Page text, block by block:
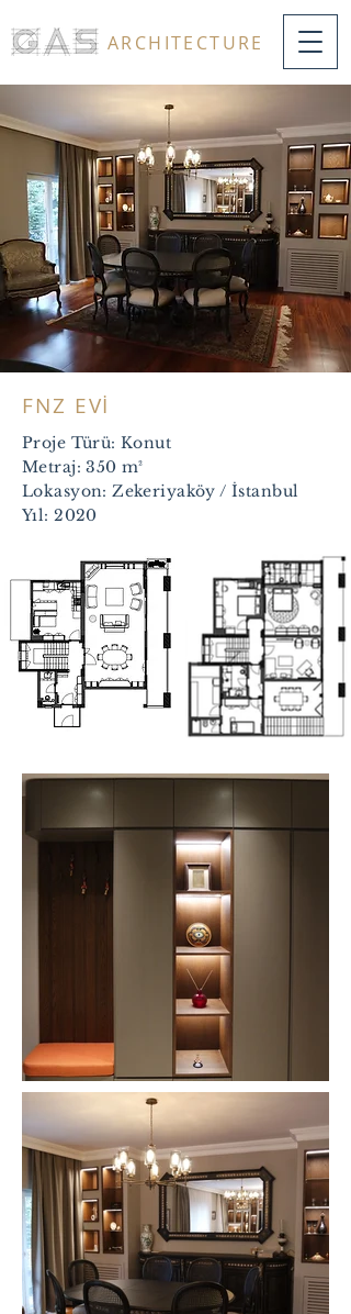
ARCHITECTURE
FNZ EVİ
Proje Türü: Konut
Metraj: 350 m²
Lokasyon: Zekeriyaköy / İstanbul
Yıl: 2020